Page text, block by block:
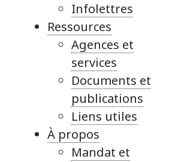
Infolettres
Ressources
Agences et
services
Documents et
publications
Liens utiles
À propos
Mandat et